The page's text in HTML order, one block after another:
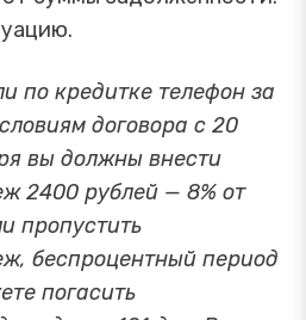
по кредитке телефон за
договора с 20
вы должны внести
2400 рублей — 8% от
пропустить
беспроцентный период
погасить